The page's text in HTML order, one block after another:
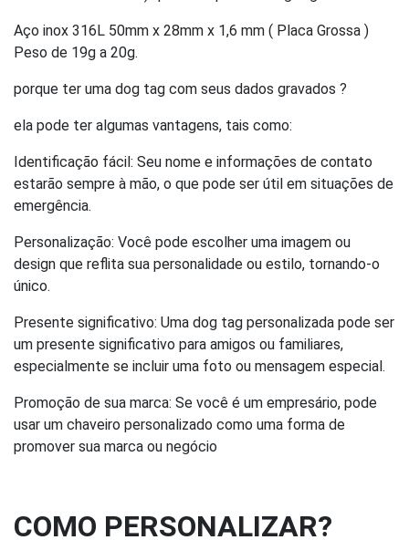
Aço inox 316L 50mm x 28mm x 1,6 mm ( Placa Grossa )
Peso de 19g a 20g.
porque ter uma dog tag com seus dados gravados ?
ela pode ter algumas vantagens, tais como:
Identificação fácil: Seu nome e informações de contato
estarão sempre à mão, o que pode ser útil em situações de
emergência.
Personalização: Você pode escolher uma imagem ou
design que reflita sua personalidade ou estilo, tornando-o
único.
Presente significativo: Uma dog tag personalizada pode ser
um presente significativo para amigos ou familiares,
especialmente se incluir uma foto ou mensagem especial.
Promoção de sua marca: Se você é um empresário, pode
usar um chaveiro personalizado como uma forma de
promover sua marca ou negócio
COMO PERSONALIZAR?